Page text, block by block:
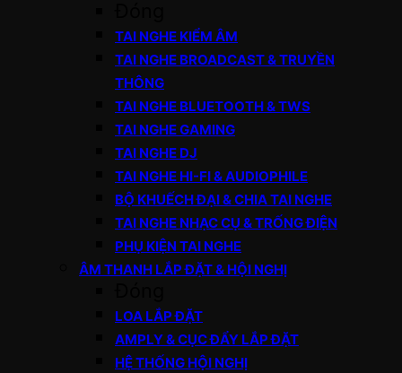
TAI NGHE KIỂM ÂM
TAI NGHE BROADCAST & TRUYỀN
THÔNG
TAI NGHE BLUETOOTH & TWS
TAI NGHE GAMING
TAI NGHE DJ
TAI NGHE HI-FI & AUDIOPHILE
BỘ KHUẾCH ĐẠI & CHIA TAI NGHE
TAI NGHE NHẠC CỤ & TRỐNG ĐIỆN
PHỤ KIỆN TAI NGHE
ÂM THANH LẮP ĐẶT & HỘI NGHỊ
LOA LẮP ĐẶT
AMPLY & CỤC ĐẨY LẮP ĐẶT
HỆ THỐNG HỘI NGHỊ